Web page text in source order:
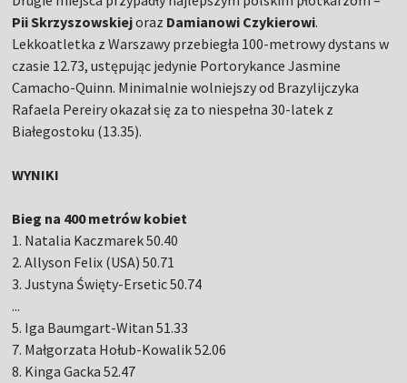
Pii Skrzyszowskiejoraz Damianowi Czykierowi.
Lekkoatletka z Warszawy przebiegła 100-metrowy dystans w
czasie 12.73, ustępując jedynie Portorykance Jasmine
Camacho-Quinn. Minimalnie wolniejszy od Brazylijczyka
Rafaela Pereiry okazał się za to niespełna 30-latek z
Białegostoku (13.35).
WYNIKI
Bieg na 400 metrów kobiet
1. Natalia Kaczmarek 50.40
2. Allyson Felix (USA) 50.71
3. Justyna Święty-Ersetic 50.74
...
5. Iga Baumgart-Witan 51.33
7. Małgorzata Hołub-Kowalik 52.06
8. Kinga Gacka 52.47